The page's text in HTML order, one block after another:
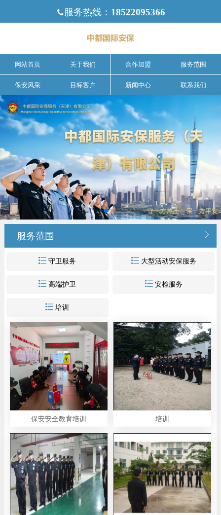
服务热线： 18522095366
网站首页 关于我们 合作加盟 服务范围
保安风采 目标客户 新闻中心 联系我们
服务范围 
 守卫服务 大型活动安保服务
 高端护卫 安检服务
 培训
保安安全教育培训 培训